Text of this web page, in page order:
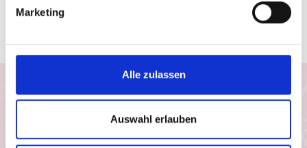
Marketing
Alle zulassen
Auswahl erlauben
computergesteuerter Technik – einen großen Teil
Einwilligung Google Maps
stimme zu, dass Daten von Google geladen
werden. Wir nutzen den Drittanbieter, um